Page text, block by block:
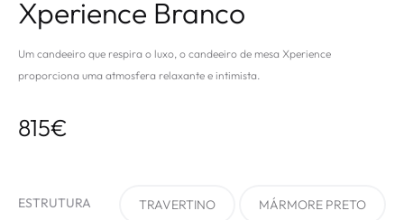
Xperience Branco
Um candeeiro que respira o luxo, o candeeiro de mesa Xperience
proporciona uma atmosfera relaxante e intimista.
815€
ESTRUTURA TRAVERTINO MÁRMORE PRETO